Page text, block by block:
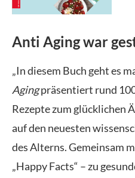
Anti Aging war
„In diesem Buch geht es
Agingpräsentiert rund
Rezepte zum glücklichen
auf den neuesten
des Alterns. Gemeinsam
„Happy Facts“ – zu